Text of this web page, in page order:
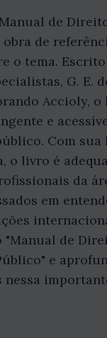
de
de
o tema.
G. E.
Accioly,
e
Com sua
o livro é
da
em
"Manual de
e
nessa